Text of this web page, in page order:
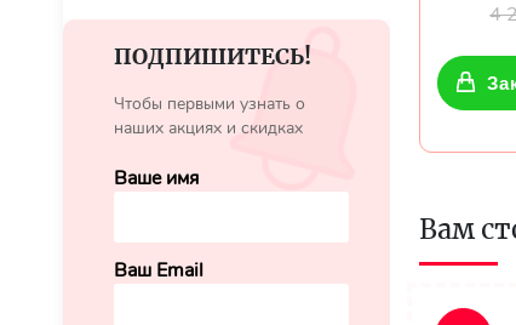
ПОДПИШИТЕСЬ!
Чтобы первыми узнать о
наших акциях и скидках
Ваше имя
Ваш Email
4
Вам